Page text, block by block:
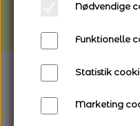
Vi gør
længere leveringstid
Nødvendige
Funktionelle
Statistik
Marketing